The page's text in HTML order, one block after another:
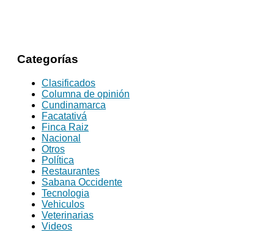
Categorías
Clasificados
Columna de opinión
Cundinamarca
Facatativá
Finca Raiz
Nacional
Otros
Política
Restaurantes
Sabana Occidente
Tecnologia
Vehiculos
Veterinarias
Videos